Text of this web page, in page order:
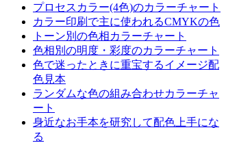
プロセスカラー(4色)のカラーチャート
カラー印刷で主に使われるCMYKの色
トーン別の色相カラーチャート
色相別の明度・彩度のカラーチャート
色で迷ったときに重宝するイメージ配
色見本
ランダムな色の組み合わせカラーチャ
ート
身近なお手本を研究して配色上手にな
る